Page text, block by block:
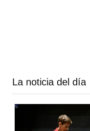
La noticia del día